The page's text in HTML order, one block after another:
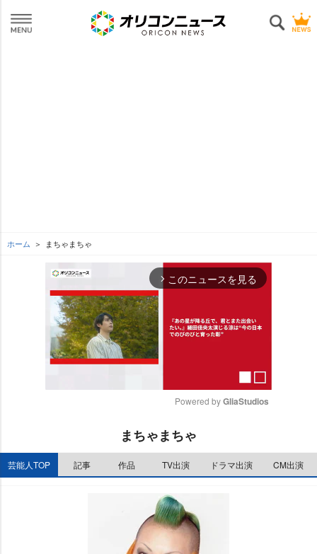
ホーム まちゃまちゃ
arrow_forward_ios このニュースを見る
t
e
Powered by GliaStudios
まちゃまちゃ
芸能人TOP 記事 作品 TV出演 ドラマ出演 CM出演